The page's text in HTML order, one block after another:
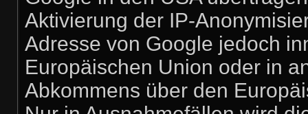
Aktivierung der IP-
Adresse von Google jedoch
Europäischen Union oder in
Abkommens über den